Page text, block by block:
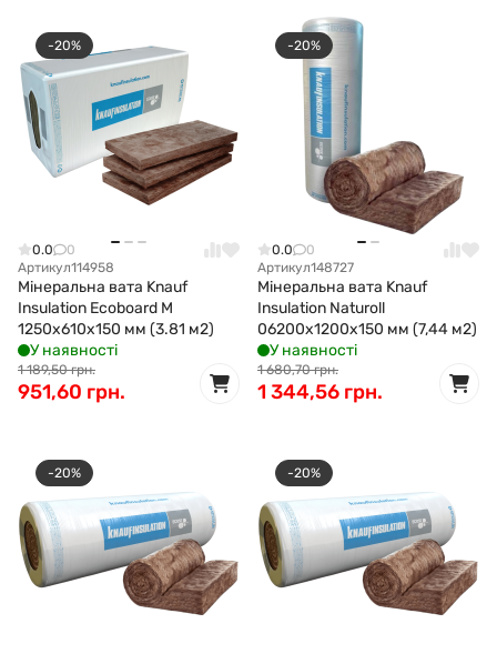
-20%
0.0
0
Артикул114958
Мінеральна вата Knauf
Insulation Ecoboard M
1250x610x150 мм (3.81 м2)
У наявності
1 189,50 грн.
951,60 грн.
-20%
0.0
0
Артикул148727
Мінеральна вата Knauf
Insulation Naturoll
06200x1200x150 мм (7,44 м2)
У наявності
1 680,70 грн.
1 344,56 грн.
-20% -20%